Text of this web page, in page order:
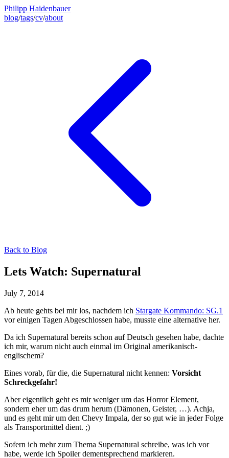
Philipp Haidenbauer
blog/tags/cv/about
Back to Blog
Lets Watch: Supernatural
July 7, 2014
Ab heute gehts bei mir los, nachdem ich Stargate Kommando: SG.1
vor einigen Tagen Abgeschlossen habe, musste eine alternative her.
Da ich Supernatural bereits schon auf Deutsch gesehen habe, dachte
ich mir, warum nicht auch einmal im Original amerikanisch-
englischem?
Eines vorab, für die, die Supernatural nicht kennen: Vorsicht
Schreckgefahr!
Aber eigentlich geht es mir weniger um das Horror Element,
sondern eher um das drum herum (Dämonen, Geister, …). Achja,
und es geht mir um den Chevy Impala, der so gut wie in jeder Folge
als Transportmittel dient. ;)
Sofern ich mehr zum Thema Supernatural schreibe, was ich vor
habe, werde ich Spoiler dementsprechend markieren.